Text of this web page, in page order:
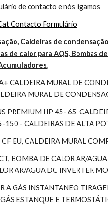
de contacto e nós ligamos
Contacto Formulário
Caldeiras de
de calor para AQS, Bombas
CALDEIRA MURAL DE
MURAL DE
PREMIUM HP 45- 65,
- CALDEIRAS DE ALTA
CF EU, CALDEIRA MURAL
BOMBA DE CALOR AR/
AR/AGUA DC INVERTER
A GÁS INSTANTANEO
ESTANQUE E